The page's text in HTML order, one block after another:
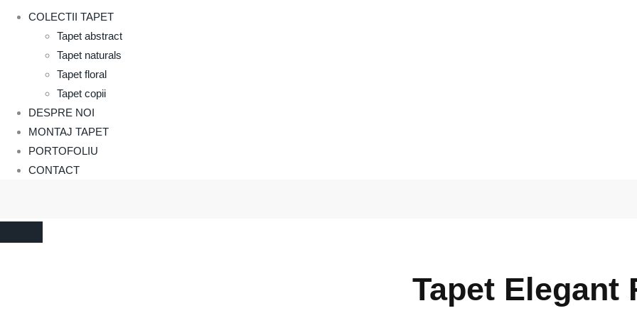
COLECTII TAPET
Tapet abstract
Tapet naturals
Tapet floral
Tapet copii
DESPRE NOI
MONTAJ TAPET
PORTOFOLIU
CONTACT
Tapet Elegant